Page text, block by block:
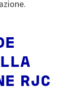
RJC